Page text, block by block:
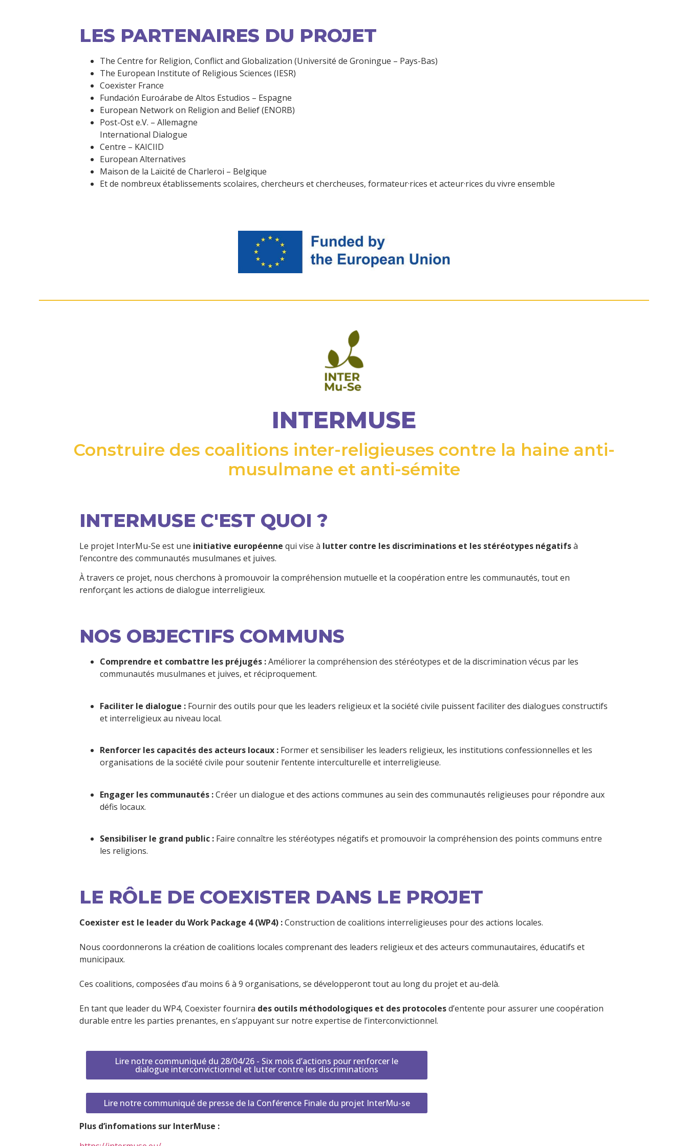
LES PARTENAIRES DU PROJET
The Centre for Religion, Conflict and Globalization (Université de Groningue – Pays-Bas)
The European Institute of Religious Sciences (IESR)
Coexister France
Fundación Euroárabe de Altos Estudios – Espagne
European Network on Religion and Belief (ENORB)
Post-Ost e.V. – Allemagne
International Dialogue
Centre – KAICIID
European Alternatives
Maison de la Laïcité de Charleroi – Belgique
Et de nombreux établissements scolaires, chercheurs et chercheuses, formateur·rices et acteur·rices du vivre ensemble
INTERMUSE
Construire des coalitions inter-religieuses contre la haine anti-
musulmane et anti-sémite​
INTERMUSE C'EST QUOI ?
Le projet InterMu-Se est une initiative européenne qui vise à lutter contre les discriminations et les stéréotypes négatifs à
l’encontre des communautés musulmanes et juives.
À travers ce projet, nous cherchons à promouvoir la compréhension mutuelle et la coopération entre les communautés, tout en
renforçant les actions de dialogue interreligieux.
NOS OBJECTIFS COMMUNS
Comprendre et combattre les préjugés : Améliorer la compréhension des stéréotypes et de la discrimination vécus par les
communautés musulmanes et juives, et réciproquement.
Faciliter le dialogue : Fournir des outils pour que les leaders religieux et la société civile puissent faciliter des dialogues constructifs
et interreligieux au niveau local.
Renforcer les capacités des acteurs locaux : Former et sensibiliser les leaders religieux, les institutions confessionnelles et les
organisations de la société civile pour soutenir l’entente interculturelle et interreligieuse.
Engager les communautés : Créer un dialogue et des actions communes au sein des communautés religieuses pour répondre aux
défis locaux.
Sensibiliser le grand public : Faire connaître les stéréotypes négatifs et promouvoir la compréhension des points communs entre
les religions.
LE RÔLE DE COEXISTER DANS LE PROJET
Coexister est le leader du Work Package 4 (WP4) : Construction de coalitions interreligieuses pour des actions locales.
Nous coordonnerons la création de coalitions locales comprenant des leaders religieux et des acteurs communautaires, éducatifs et
municipaux.
Ces coalitions, composées d’au moins 6 à 9 organisations, se développeront tout au long du projet et au-delà.
En tant que leader du WP4, Coexister fournira des outils méthodologiques et des protocoles d’entente pour assurer une coopération
durable entre les parties prenantes, en s’appuyant sur notre expertise de l’interconvictionnel.
Lire notre communiqué du 28/04/26 - Six mois d’actions pour renforcer le
dialogue interconvictionnel et lutter contre les discriminations
Lire notre communiqué de presse de la Conférence Finale du projet InterMu-se
Plus d’infomations sur InterMuse :